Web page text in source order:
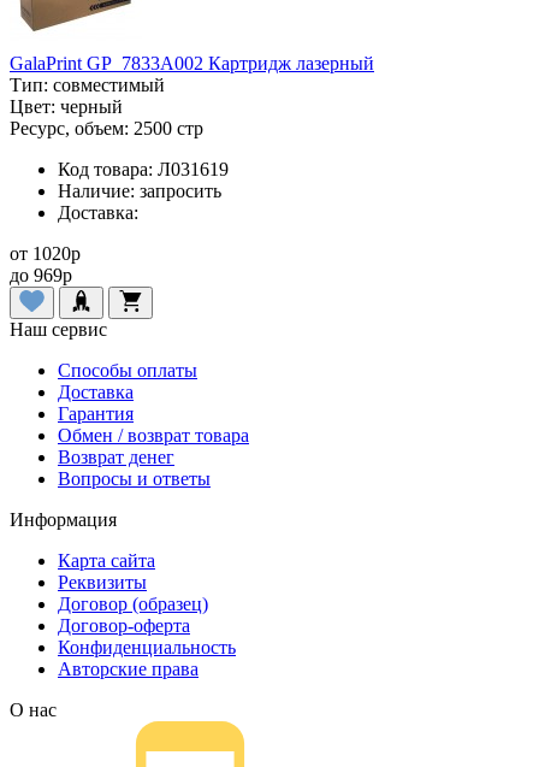
GalaPrint GP_7833A002 Картридж лазерный
Тип: совместимый
Цвет: черный
Ресурс, объем: 2500 стр
Код товара: Л031619
Наличие: запросить
Доставка:
от 1020p
до 969p
Наш сервис
Способы оплаты
Доставка
Гарантия
Обмен / возврат товара
Возврат денег
Вопросы и ответы
Информация
Карта сайта
Реквизиты
Договор (образец)
Договор-оферта
Конфиденциальность
Авторские права
О нас